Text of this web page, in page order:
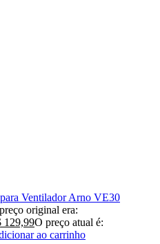
Ventilador Arno VE30
original era:
129,99O preço atual é:
ao carrinho